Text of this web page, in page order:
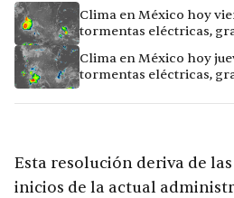
Clima en México hoy
tormentas eléctricas,
Clima en México hoy
tormentas eléctricas,
Esta resolución deriva de
inicios de la actual